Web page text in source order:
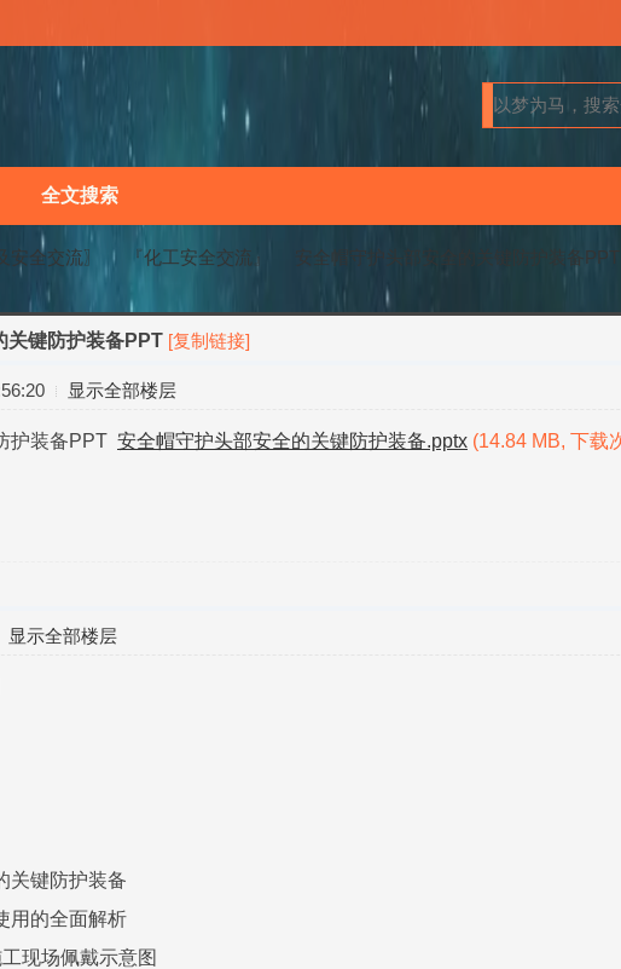
全文搜索
安全交流〗 『化工安全交流』
安全帽守护头部安全的关键防护装备PPT
关键防护装备PPT [复制链接]
显示全部楼层
护装备PPT 安全帽守护头部安全的关键防护装备.pptx (14.84 MB, 下载
显示全部楼层
关键防护装备
用的全面解析
现场佩戴示意图